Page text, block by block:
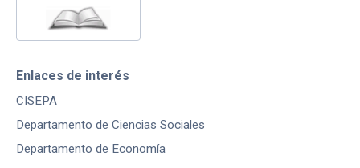
Enlaces de interés
CISEPA
Departamento de Ciencias Sociales
Departamento de Economía